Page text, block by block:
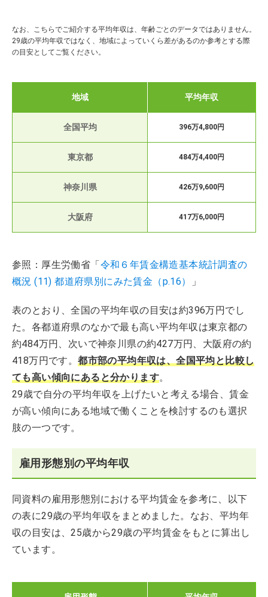
なお、こちらでご紹介する平均年収は、年齢ごとのデータではありません。
29歳の平均年収ではなく、地域によっていくら差があるのか参考とする際
の目安としてご覧ください。
地域 平均年収
全国平均 396万4,800円
東京都 484万4,400円
神奈川県 426万9,600円
大阪府 417万6,000円
参照：厚生労働省「令和６年賃金構造基本統計調査の
概況 (11) 都道府県別にみた賃金（p.16）
」
表のとおり、全国の平均年収の目安は約396万円でし
た。各都道府県のなかで最も高い平均年収は東京都の
約484万円、次いで神奈川県の約427万円、大阪府の約
418万円です。都市部の平均年収は、全国平均と比較し
ても高い傾向にあると分かります。
29歳で自分の平均年収を上げたいと考える場合、賃金
が高い傾向にある地域で働くことを検討するのも選択
肢の一つです。
雇用形態別の平均年収
同資料の雇用形態別における平均賃金を参考に、以下
の表に29歳の平均年収をまとめました。なお、平均年
収の目安は、25歳から29歳の平均賃金をもとに算出し
ています。